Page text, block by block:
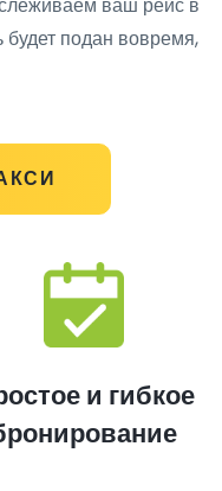
подан вовремя,
и гибкое